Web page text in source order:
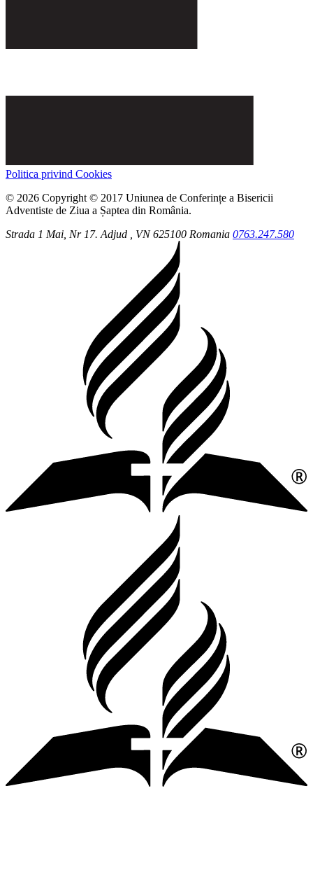
Politica privind Cookies
© 2026 Copyright © 2017 Uniunea de Conferințe a Bisericii
Adventiste de Ziua a Șaptea din România.
Strada 1 Mai, Nr 17.Adjud , VN 625100 Romania 0763.247.580